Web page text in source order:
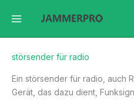
Inhalt
störsender für radio
Ein störsender für radio, auch
Gerät, das dazu dient,